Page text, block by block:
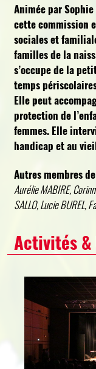
Animée par Sophie
cette commission
sociales et
familles de la
s’occupe de la
temps
Elle peut
protection de
femmes. Elle
handicap et au
Autres membres
Aurélie MABIRE,
SALLO, Lucie BUREL,
Activités